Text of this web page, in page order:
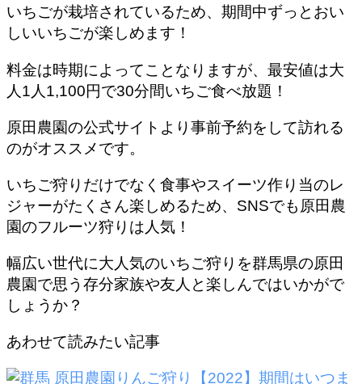
いちごが栽培されているため、期間中ずっとおい
しいいちごが楽しめます！
料金は時期によってことなりますが、最安値は大
人1人1,100円で30分間いちご食べ放題！
原田農園の公式サイトより事前予約をして訪れる
のがオススメです。
いちご狩りだけでなく食事やスイーツ作り当のレ
ジャーがたくさん楽しめるため、SNSでも原田農
園のフルーツ狩りは人気！
幅広い世代に大人気のいちご狩りを群馬県の原田
農園で思う存分家族や友人と楽しんではいかがで
しょうか？
あわせて読みたい記事